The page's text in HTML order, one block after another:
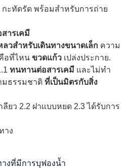
ะทัดรัด พร้อมสำหรับการถ่าย
ารเคมี
ลวสำหรับเดินทางขนาดเล็ก ความ
อที่ไหน ขวดแก้ว เปล่งประกาย.
ทนทานต่อสารเคมี และไม่ทำ
มธรรมชาติ ที่เป็นมิตรกับสิ่ง
ยว 2.2 ฝาแบบหยด 2.3 ได้รับการ
าง
งที่มีการบุฟองน้ำ